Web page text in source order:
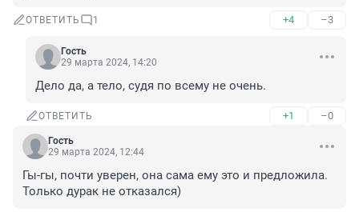
ОТВЕТИТЬ 1 +4 –3
Гость
29 марта 2024, 14:20
Дело да, а тело, судя по всему не очень.
ОТВЕТИТЬ +1 –0
Гость
29 марта 2024, 12:44
Гы-гы, почти уверен, она сама ему это и предложила.
Только дурак не отказался)